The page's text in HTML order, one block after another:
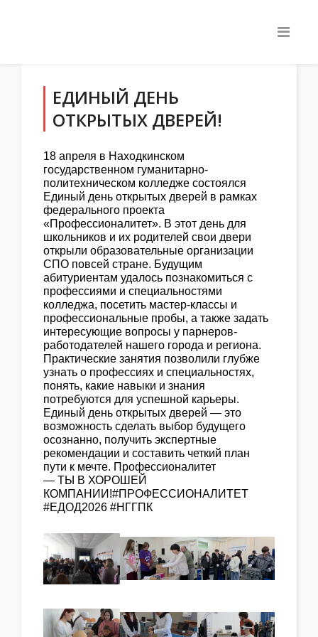
ЕДИНЫЙ ДЕНЬ
ОТКРЫТЫХ ДВЕРЕЙ!
18 апреля в Находкинском
государственном гуманитарно-
политехническом колледже состоялся
Единый день открытых дверей в рамках
федерального проекта
«Профессионалитет». В этот день для
школьников и их родителей свои двери
открыли образовательные организации
СПО повсей стране. Будущим
абитуриентам удалось познакомиться с
профессиями и специальностями
колледжа, посетить мастер-классы и
профессиональные пробы, а также задать
интересующие вопросы у парнеров-
работодателей нашего города и региона.
Практические занятия позволили глубже
узнать о профессиях и специальностях,
понять, какие навыки и знания
потребуются для успешной карьеры.
Единый день открытых дверей — это
возможность сделать выбор будущего
осознанно, получить экспертные
рекомендации и составить четкий план
пути к мечте. Профессионалитет
— ТЫ В ХОРОШЕЙ
КОМПАНИИ!#ПРОФЕССИОНАЛИТЕТ
#ЕДОД2026 #НГГПК